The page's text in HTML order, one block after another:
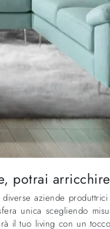
potrai
aziende
unica scegliendo
il tuo living con un